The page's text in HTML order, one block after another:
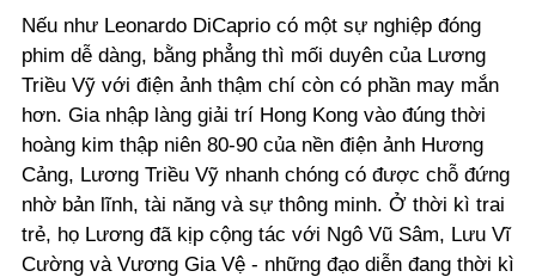
Nếu như Leonardo DiCaprio có một sự nghiệp đóng
phim dễ dàng, bằng phẳng thì mối duyên của Lương
Triều Vỹ với điện ảnh thậm chí còn có phần may mắn
hơn. Gia nhập làng giải trí Hong Kong vào đúng thời
hoàng kim thập niên 80-90 của nền điện ảnh Hương
Cảng, Lương Triều Vỹ nhanh chóng có được chỗ đứng
nhờ bản lĩnh, tài năng và sự thông minh. Ở thời kì trai
trẻ, họ Lương đã kịp cộng tác với Ngô Vũ Sâm, Lưu Vĩ
Cường và Vương Gia Vệ - những đạo diễn đang thời kì